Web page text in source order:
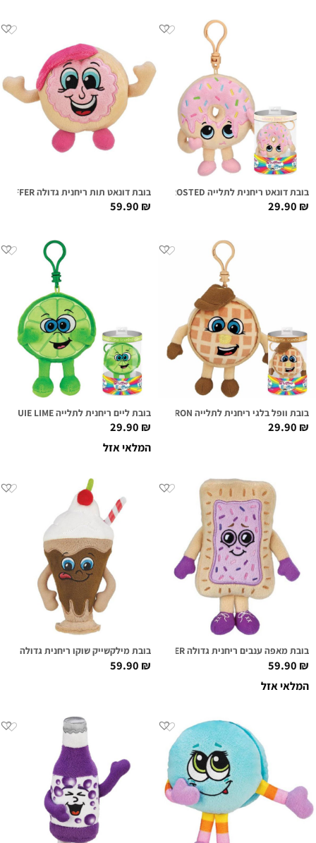
בובת דונאט ריחנית לתלייה FARRAH FROSTED
29.90₪
בובת דונאט תות ריחנית גדולה PHIL O'JELLY SUPER SNIFFER
59.90₪
בובת וופל בלגי ריחנית לתלייה WAFFLE AARON
29.90₪
בובת ליים ריחנית לתלייה LOUIE LIME
29.90₪
המלאי אזל
בובת מאפה ענבים ריחנית גדולה BEN TOASTED SUPER SNIFFER
59.90₪
המלאי אזל
בובת מילקשייק שוקו ריחנית גדולה MIKEY MILKSHAKE SUPER SNIFFER
59.90₪